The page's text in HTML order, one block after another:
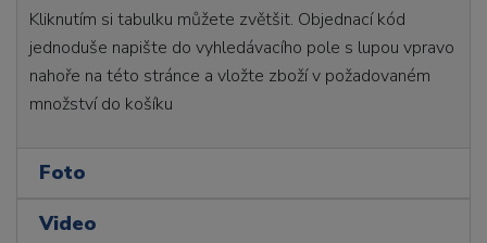
Kliknutím si tabulku můžete zvětšit. Objednací kód
jednoduše napište do vyhledávacího pole s lupou vpravo
nahoře na této stránce a vložte zboží v požadovaném
množství do košíku
Foto
Video